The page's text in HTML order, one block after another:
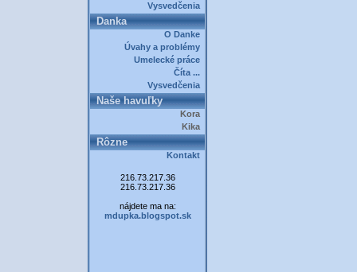
Vysvedčenia
Danka
O Danke
Úvahy a problémy
Umelecké práce
Číta ...
Vysvedčenia
Naše havuľky
Kora
Kika
Rôzne
Kontakt
216.73.217.36
216.73.217.36
nájdete ma na:
mdupka.blogspot.sk